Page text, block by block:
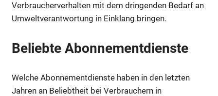
Verbraucherverhalten mit dem dringenden Bedarf an
Umweltverantwortung in Einklang bringen.
Beliebte Abonnementdienste
Welche Abonnementdienste haben in den letzten
Jahren an Beliebtheit bei Verbrauchern in